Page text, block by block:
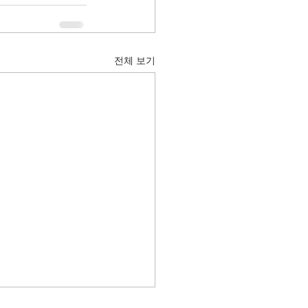
전체 보기